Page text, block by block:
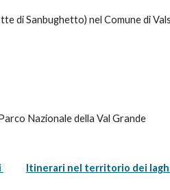
di Sanbughetto) nel Comune di
Nazionale della Val Grande
Itinerari nel territorio dei